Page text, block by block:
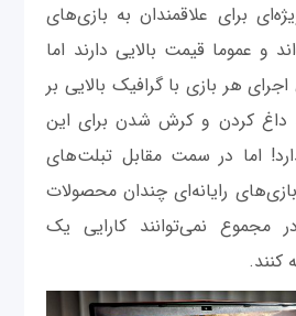
برای علاقمندان به بازی‌های
و عموما قیمت بالایی دارند اما
هر بازی با گرافیک بالایی بر
داغ کردن و کرش شدن برای این
اما در سمت مقابل تبلت‌های
رایانه‌ای چندان محصولات
مجموع نمی‌توانند کارایی یک
کنند.